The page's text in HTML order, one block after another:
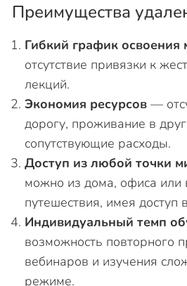
Преимущества
Гибкий график освоения
отсутствие привязки к
лекций.
Экономия ресурсов —
дорогу, проживание в
сопутствующие расходы.
Доступ из любой точки
можно из дома, офиса или
путешествия, имея доступ
Индивидуальный темп
возможность повторного
вебинаров и изучения
режиме.